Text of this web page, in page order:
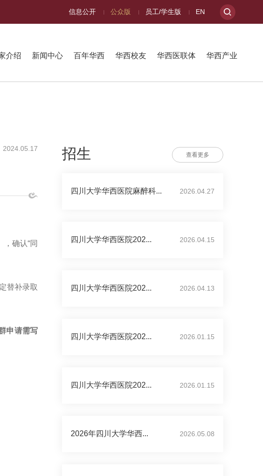
信息公开 公众版 员工/学生版 EN
介绍 新闻中心 百年华西 华西校友 华西医联体 华西产业
2024.05.17
确认“同
替补录取
申请需写
招生 查看更多
四川大学华西医院麻醉科... 2026.04.27
四川大学华西医院202... 2026.04.15
四川大学华西医院202... 2026.04.13
四川大学华西医院202... 2026.01.15
四川大学华西医院202... 2026.01.15
2026年四川大学华西... 2026.05.08